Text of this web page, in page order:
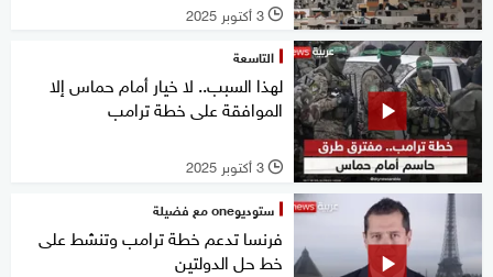
l 3 أكتوبر 2025
التاسعة
لهذا السبب.. لا خيار أمام حماس إلا
الموافقة على خطة ترامب
l 3 أكتوبر 2025
ستوديوone مع فضيلة
فرنسا تدعم خطة ترامب وتنشط على
خط حل الدولتين